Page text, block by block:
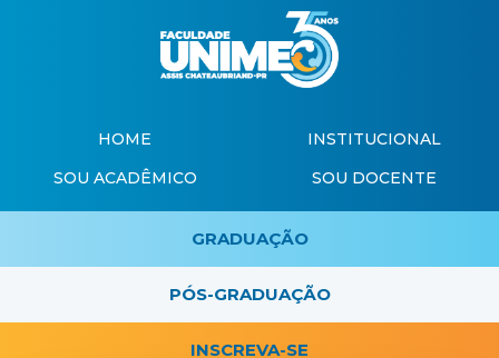
HOME
INSTITUCIONAL
SOU ACADÊMICO
SOU DOCENTE
GRADUAÇÃO
PÓS-GRADUAÇÃO
INSCREVA-SE